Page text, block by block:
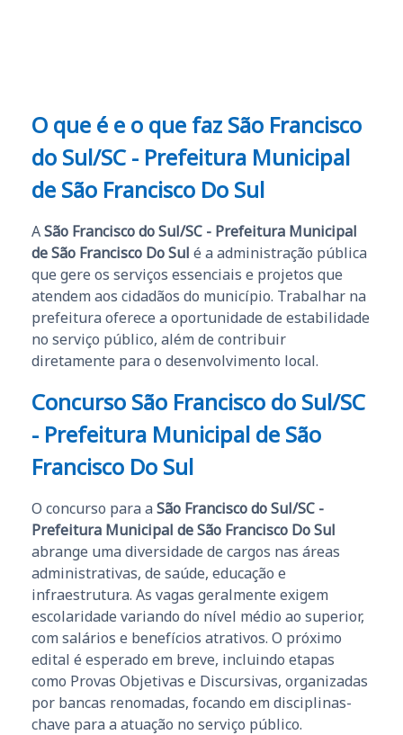
O que é e o que faz São Francisco
do Sul/SC - Prefeitura Municipal
de São Francisco Do Sul
ASão Francisco do Sul/SC - Prefeitura Municipal
de São Francisco Do Sul é a administração pública
que gere os serviços essenciais e projetos que
atendem aos cidadãos do município. Trabalhar na
prefeitura oferece a oportunidade de estabilidade
no serviço público, além de contribuir
diretamente para o desenvolvimento local.
Concurso São Francisco do Sul/SC
- Prefeitura Municipal de São
Francisco Do Sul
O concurso para a São Francisco do Sul/SC -
Prefeitura Municipal de São Francisco Do Sul
abrange uma diversidade de cargos nas áreas
administrativas, de saúde, educação e
infraestrutura. As vagas geralmente exigem
escolaridade variando do nível médio ao superior,
com salários e benefícios atrativos. O próximo
edital é esperado em breve, incluindo etapas
como Provas Objetivas e Discursivas, organizadas
por bancas renomadas, focando em disciplinas-
chave para a atuação no serviço público.